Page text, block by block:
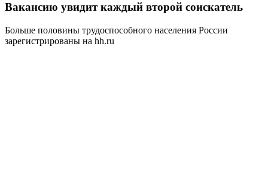
Вакансию увидит каждый второй соискатель
Больше половины трудоспособного населения России
зарегистрированы на hh.ru